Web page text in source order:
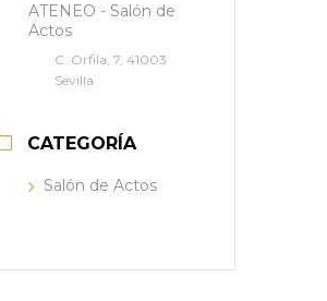
ATENEO - Salón de
Actos
C. Orfila, 7, 41003
Sevilla
CATEGORÍA
Salón de Actos